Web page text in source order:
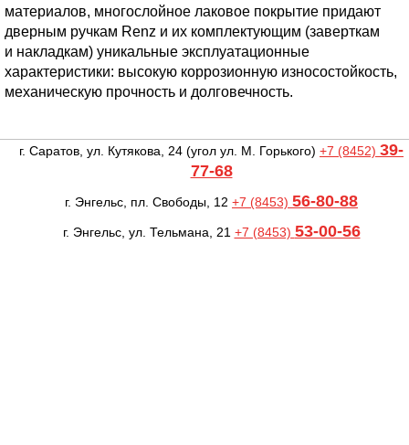
материалов, многослойное лаковое покрытие придают
дверным ручкам Renz и их комплектующим (заверткам
и накладкам) уникальные эксплуатационные
характеристики: высокую коррозионную износостойкость,
механическую прочность и долговечность.
г. Саратов, ул. Кутякова, 24 (угол ул. М. Горького) +7 (8452) 39-
77-68
г. Энгельс, пл. Свободы, 12 +7 (8453) 56-80-88
г. Энгельс, ул. Тельмана, 21 +7 (8453) 53-00-56